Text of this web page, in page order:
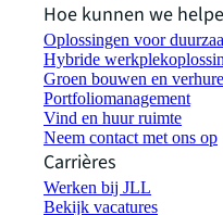
Hoe kunnen we
Oplossingen voor
Hybride
Groen bouwen en
Portfoliomanagement
Vind en huur ruimte
Neem contact met ons op
Carrières
Werken bij JLL
Bekijk vacatures